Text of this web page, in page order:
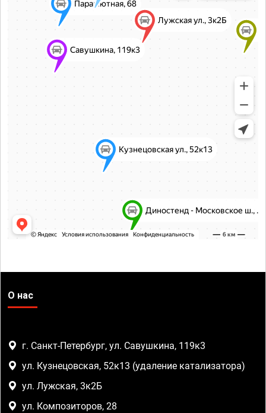
О нас
г. Санкт-Петербург, ул. Савушкина, 119к3
ул. Кузнецовская, 52к13 (удаление катализатора)
ул. Лужская, 3к2Б
ул. Композиторов, 28